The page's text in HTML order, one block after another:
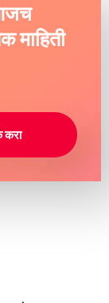
माहिती
करा